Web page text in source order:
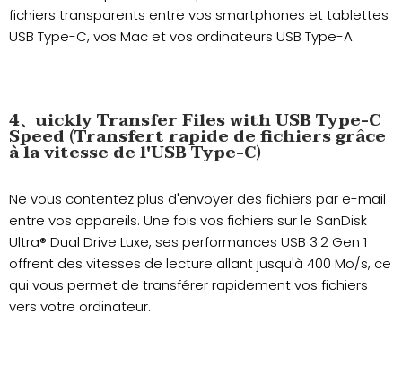
fichiers transparents entre vos smartphones et tablettes
USB Type-C, vos Mac et vos ordinateurs USB Type-A.
4、uickly Transfer Files with USB Type-C
Speed (Transfert rapide de fichiers grâce
à la vitesse de l'USB Type-C)
Ne vous contentez plus d'envoyer des fichiers par e-mail
entre vos appareils. Une fois vos fichiers sur le SanDisk
Ultra® Dual Drive Luxe, ses performances USB 3.2 Gen 1
offrent des vitesses de lecture allant jusqu'à 400 Mo/s, ce
qui vous permet de transférer rapidement vos fichiers
vers votre ordinateur.